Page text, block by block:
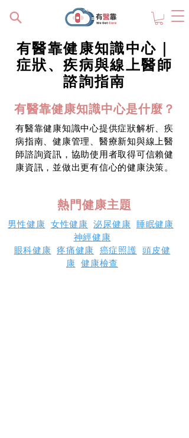
有醫靠健康知識中心｜
症狀、疾病與線上醫師
諮詢指南
有醫靠健康知識中心是什麼？
有醫靠健康知識中心提供症狀解析、疾
病指南、健康管理、醫療新知與線上醫
師諮詢資訊，協助使用者取得可信賴健
康資訊，並做出更有信心的健康決策。
熱門健康主題
男性健康 女性健康 泌尿健康 睡眠健康
神經健康
眼科健康 疼痛健康 癌症照護 頭皮健
康 健康檢查